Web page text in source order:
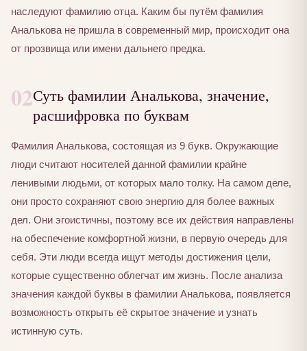
наследуют фамилию отца. Каким бы путём фамилия
Аналькова не пришла в современный мир, происходит она
от прозвища или имени дальнего предка.
02Суть фамилии Аналькова, значение,
расшифровка по буквам
Фамилия Аналькова, состоящая из 9 букв. Окружающие
люди считают носителей данной фамилии крайне
ленивыми людьми, от которых мало толку. На самом деле,
они просто сохраняют свою энергию для более важных
дел. Они эгоистичны, поэтому все их действия направлены
на обеспечение комфортной жизни, в первую очередь для
себя. Эти люди всегда ищут методы достижения цели,
которые существенно облегчат им жизнь. После анализа
значения каждой буквы в фамилии Аналькова, появляется
возможность открыть её скрытое значение и узнать
истинную суть.